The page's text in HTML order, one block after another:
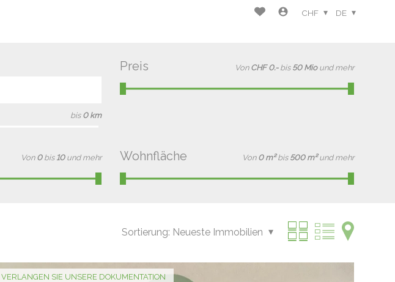
CHF DE
bis 0 km
Preis Von CHF 0.- bis 50 Mio und mehr
Von 0 bis 10 und mehr Wohnfläche Von 0 m² bis 500 m² und mehr
Sortierung: Neueste Immobilien
VERLANGEN SIE UNSERE DOKUMENTATION